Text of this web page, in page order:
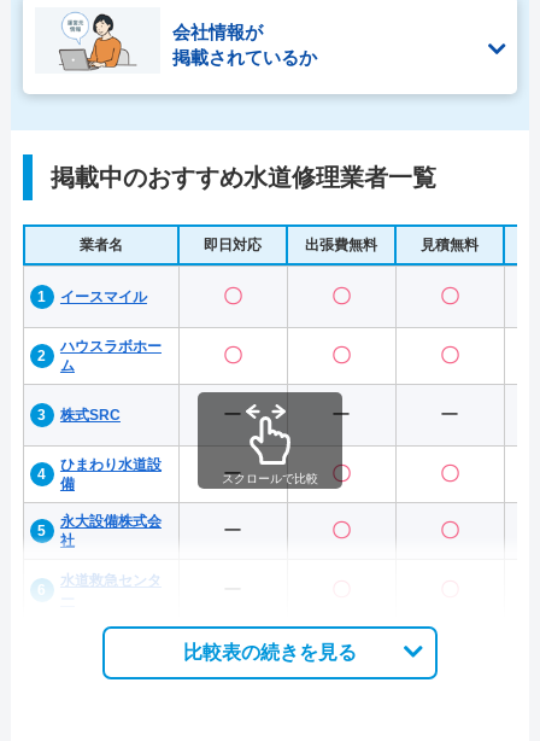
会社情報が
掲載されているか
掲載中のおすすめ水道修理業者一覧
業者名 即日対応 出張費無料 見積無料
イースマイル 〇 〇 〇
ハウスラボホー
ム
〇 〇 〇
株式SRC ー ー ー
ひまわり水道設
備
ー 〇 〇
永大設備株式会
社
ー 〇 〇
水道救急センタ
スクロールで比較
比較表の続きを見る